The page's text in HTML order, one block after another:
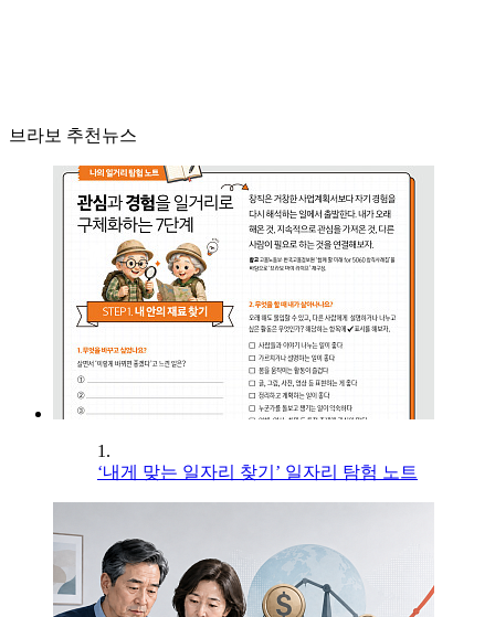
브라보 추천뉴스
1.
‘내게 맞는 일자리 찾기’ 일자리 탐험 노트